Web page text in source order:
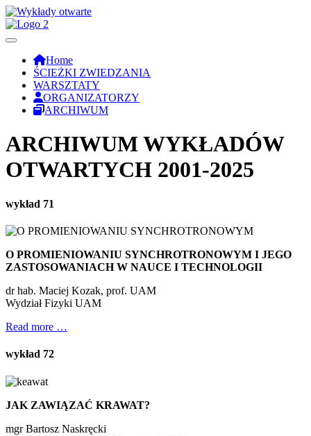
Home
ŚCIEŻKI ZWIEDZANIA
WARSZTATY
ORGANIZATORZY
ARCHIWUM
ARCHIWUM WYKŁADÓW
OTWARTYCH 2001-2025
wykład 71
O PROMIENIOWANIU SYNCHROTRONOWYM I JEGO
ZASTOSOWANIACH W NAUCE I TECHNOLOGII
dr hab. Maciej Kozak, prof. UAM
Wydział Fizyki UAM
Read more …
wykład 72
JAK ZAWIĄZAĆ KRAWAT?
mgr Bartosz Naskręcki